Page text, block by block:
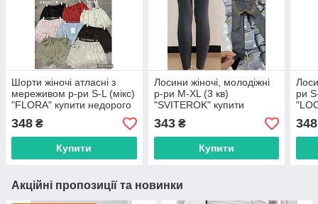
Шорти жіночі атласні з
мереживом р-ри S-L (мікс)
"FLORA" купити недорого
постачальника
348 ₴
Купити
Лосини жіночі, молодіжні
р-ри M-XL (3 кв)
"SVITEROK" купити
постачальника
343₴
Купити
ри
348
Акційні пропозиції та новинки